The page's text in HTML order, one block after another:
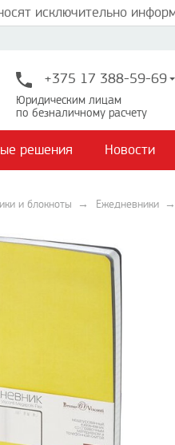
исключительно
+375 17 388-59-69
Юридическим лицам
по безналичному расчету
решения Новости
и блокноты Ежедневники